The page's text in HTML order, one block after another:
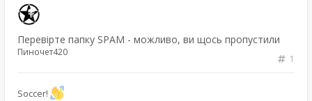
Перевірте папку SPAM - можливо, ви щось пропустили
1
Пиночет420
Soccer!